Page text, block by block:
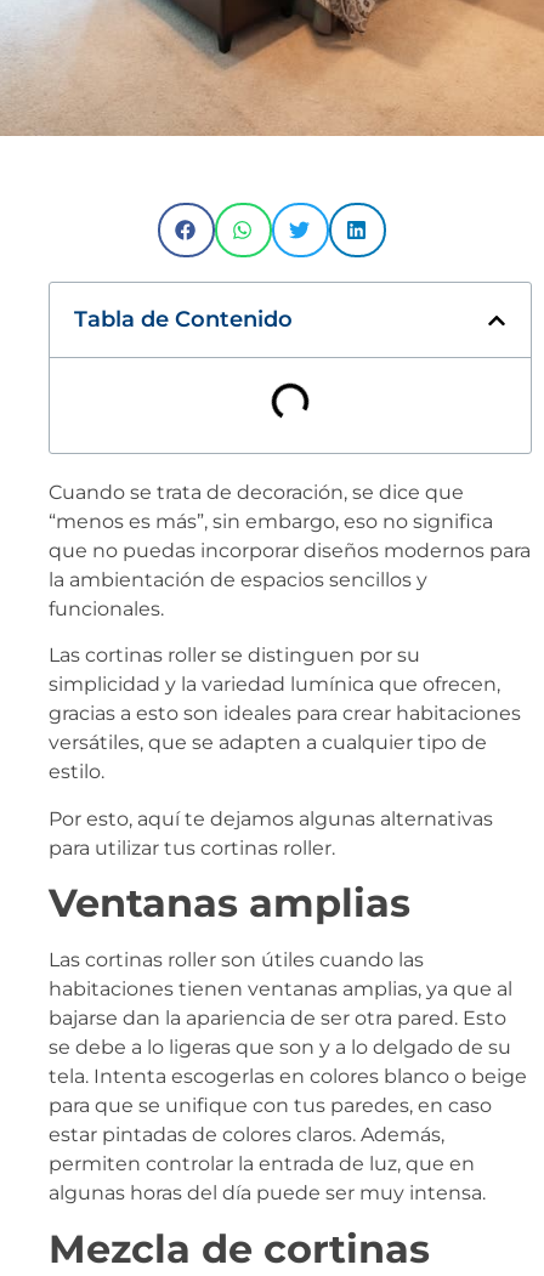
Tabla de Contenido
Cuando se trata de decoración, se dice que
“menos es más”, sin embargo, eso no significa
que no puedas incorporar diseños modernos para
la ambientación de espacios sencillos y
funcionales.
Las cortinas roller se distinguen por su
simplicidad y la variedad lumínica que ofrecen,
gracias a esto son ideales para crear habitaciones
versátiles, que se adapten a cualquier tipo de
estilo.
Por esto, aquí te dejamos algunas alternativas
para utilizar tus cortinas roller.
Ventanas amplias
Las cortinas roller son útiles cuando las
habitaciones tienen ventanas amplias, ya que al
bajarse dan la apariencia de ser otra pared. Esto
se debe a lo ligeras que son y a lo delgado de su
tela. Intenta escogerlas en colores blanco o beige
para que se unifique con tus paredes, en caso
estar pintadas de colores claros. Además,
permiten controlar la entrada de luz, que en
algunas horas del día puede ser muy intensa.
Mezcla de cortinas